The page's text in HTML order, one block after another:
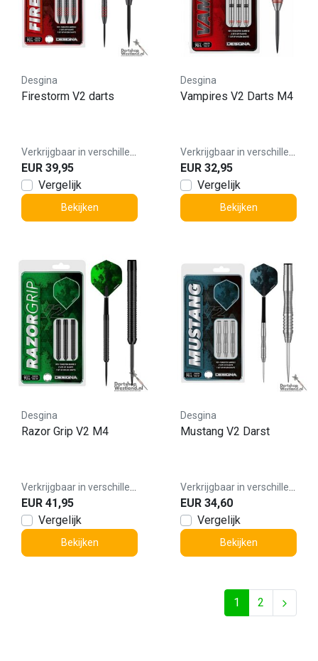
Desgina
Firestorm V2 darts
EUR 39,95
Vergelijk
Bekijken
Desgina
Vampires V2 Darts M4
EUR 32,95
Vergelijk
Bekijken
Desgina
Razor Grip V2 M4
EUR 41,95
Vergelijk
Bekijken
Desgina
Mustang V2 Darst
EUR 34,60
Vergelijk
Bekijken
1 2